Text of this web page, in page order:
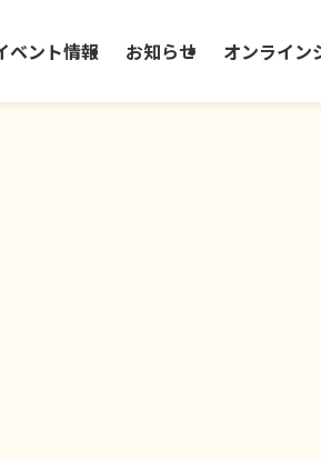
ベント情報 お知らせ オンライン